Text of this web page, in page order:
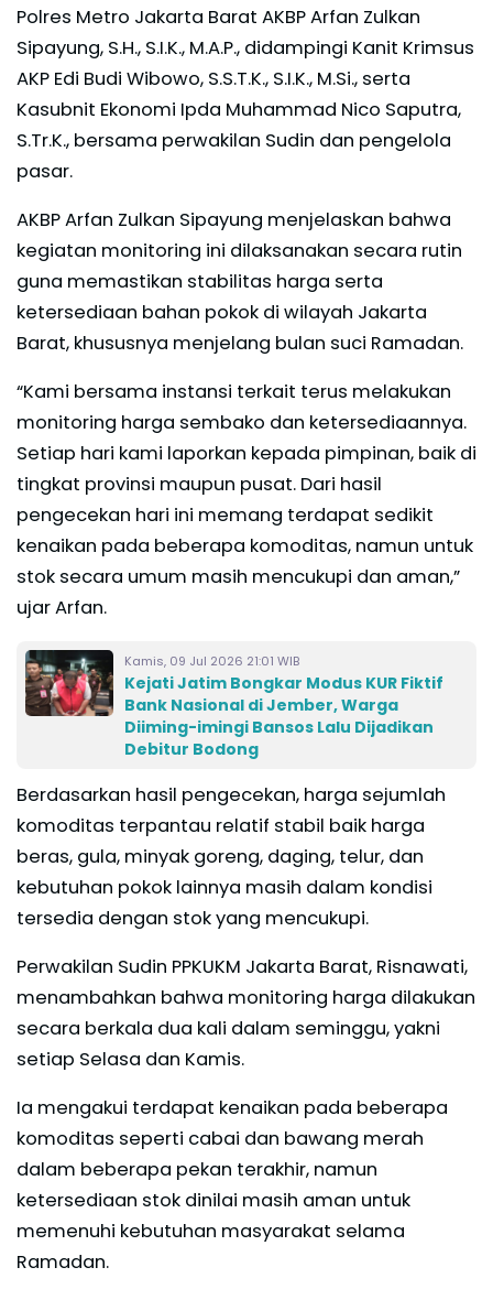
Polres Metro Jakarta Barat AKBP Arfan Zulkan
Sipayung, S.H., S.I.K., M.A.P., didampingi Kanit Krimsus
AKP Edi Budi Wibowo, S.S.T.K., S.I.K., M.Si., serta
Kasubnit Ekonomi Ipda Muhammad Nico Saputra,
S.Tr.K., bersama perwakilan Sudin dan pengelola
pasar.
AKBP Arfan Zulkan Sipayung menjelaskan bahwa
kegiatan monitoring ini dilaksanakan secara rutin
guna memastikan stabilitas harga serta
ketersediaan bahan pokok di wilayah Jakarta
Barat, khususnya menjelang bulan suci Ramadan.
“Kami bersama instansi terkait terus melakukan
monitoring harga sembako dan ketersediaannya.
Setiap hari kami laporkan kepada pimpinan, baik di
tingkat provinsi maupun pusat. Dari hasil
pengecekan hari ini memang terdapat sedikit
kenaikan pada beberapa komoditas, namun untuk
stok secara umum masih mencukupi dan aman,”
ujar Arfan.
Kamis, 09 Jul 2026 21:01 WIB
Kejati Jatim Bongkar Modus KUR Fiktif
Bank Nasional di Jember, Warga
Diiming-imingi Bansos Lalu Dijadikan
Debitur Bodong
Berdasarkan hasil pengecekan, harga sejumlah
komoditas terpantau relatif stabil baik harga
beras, gula, minyak goreng, daging, telur, dan
kebutuhan pokok lainnya masih dalam kondisi
tersedia dengan stok yang mencukupi.
Perwakilan Sudin PPKUKM Jakarta Barat, Risnawati,
menambahkan bahwa monitoring harga dilakukan
secara berkala dua kali dalam seminggu, yakni
setiap Selasa dan Kamis.
Ia mengakui terdapat kenaikan pada beberapa
komoditas seperti cabai dan bawang merah
dalam beberapa pekan terakhir, namun
ketersediaan stok dinilai masih aman untuk
memenuhi kebutuhan masyarakat selama
Ramadan.